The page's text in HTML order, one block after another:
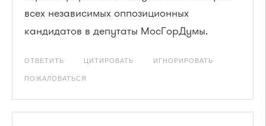
всех независимых оппозиционных
кандидатов в депутаты МосГорДумы.
ОТВЕТИТЬ ЦИТИРОВАТЬ ИГНОРИРОВАТЬ
ПОЖАЛОВАТЬСЯ